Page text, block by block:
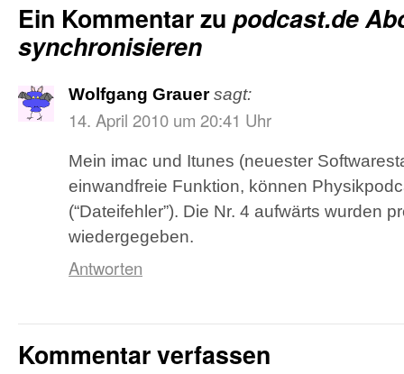
Ein Kommentar zu podcast.de
synchronisieren
Wolfgang Grauer sagt:
14. April 2010 um 20:41 Uhr
Mein imac und Itunes (neuester
einwandfreie Funktion, können
(“Dateifehler”). Die Nr. 4 aufwärts wurden
wiedergegeben.
Antworten
Kommentar verfassen